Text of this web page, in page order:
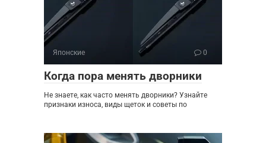
Японские 0
Когда пора менять дворники
Не знаете, как часто менять дворники? Узнайте
признаки износа, виды щеток и советы по